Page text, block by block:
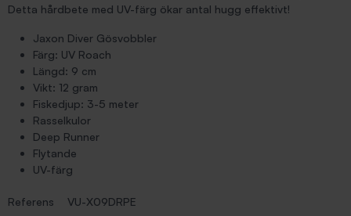
Detta hårdbete med UV-färg ökar antal hugg effektivt!
Jaxon Diver Gösvobbler
Färg: UV Roach
Längd: 9 cm
Vikt: 12 gram
Fiskedjup: 3-5 meter
Rasselkulor
Deep Runner
Flytande
UV-färg
Referens
VU-X09DRPE